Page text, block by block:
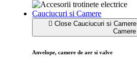
Cauciucuri si Camere
Close Cauciucuri si Camere
Camere
Anvelope, camere de aer si valve